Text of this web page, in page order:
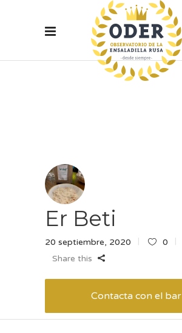
Er Beti
20 septiembre, 2020
0
Share this
Contacta con el bar